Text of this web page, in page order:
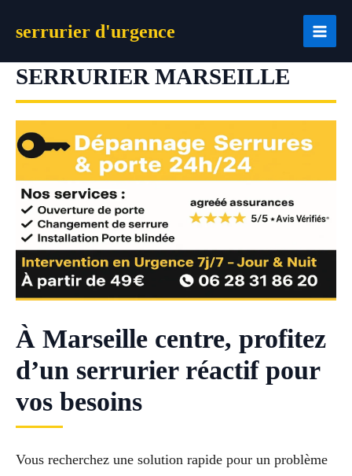
serrurier d'urgence
SERRURIER MARSEILLE
À Marseille centre, profitez
d’un serrurier réactif pour
vos besoins
Vous recherchez une solution rapide pour un problème